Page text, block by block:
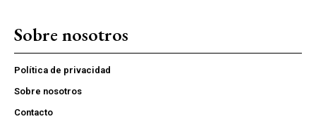
Sobre nosotros
Política de privacidad
Sobre nosotros
Contacto